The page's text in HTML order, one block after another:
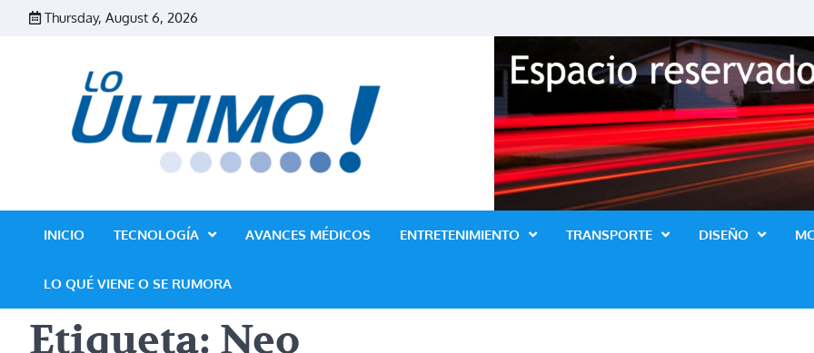
Thursday, August 6, 2026
Revista Lo Ultimo
INICIO TECNOLOGÍA AVANCES MÉDICOS ENTRETENIMIENTO TRANSPORTE DISEÑO
LO QUÉ VIENE O SE RUMORA
Etiqueta: Neo